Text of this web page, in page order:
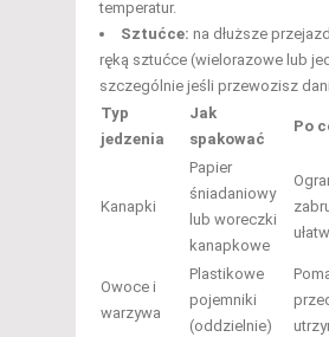
temperatur.
Sztućce: na dłuższe
ręką sztućce (wielorazowe lub
szczególnie jeśli przewozisz
Typ
jedzenia
Jak
spakować
Po
Kanapki
Papier
śniadaniowy
lub woreczki
kanapkowe
Owoce i
warzywa
Plastikowe
pojemniki
(oddzielnie)